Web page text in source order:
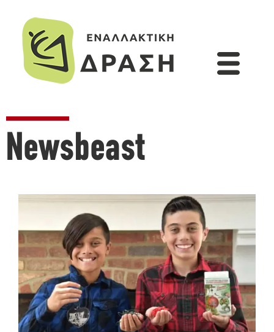
Newsbeast